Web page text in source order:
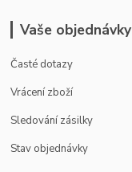
Vaše objednávky
Časté dotazy
Vrácení zboží
Sledování zásilky
Stav objednávky